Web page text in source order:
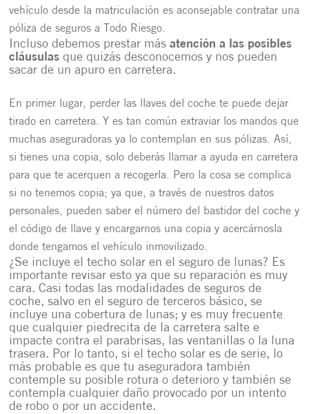
vehículo desde la matriculación es aconsejable contratar una
póliza de seguros a Todo Riesgo.
Incluso debemos prestar másatención a las posibles
cláusulas que quizás desconocemos y nos pueden
sacar de un apuro en carretera.
En primer lugar, perder las llaves del coche te puede dejar
tirado en carretera. Y es tan común extraviar los mandos que
muchas aseguradoras ya lo contemplan en sus pólizas. Así,
si tienes una copia, solo deberás llamar a ayuda en carretera
para que te acerquen a recogerla. Pero la cosa se complica
si no tenemos copia; ya que, a través de nuestros datos
personales, pueden saber el número del bastidor del coche y
el código de llave y encargarnos una copia y acercárnosla
donde tengamos el vehículo inmovilizado.
¿Se incluye el techo solar en el seguro de lunas? Es
importante revisar esto ya que su reparación es muy
cara. Casi todas las modalidades de seguros de
coche, salvo en el seguro de terceros básico, se
incluye una cobertura de lunas; y es muy frecuente
que cualquier piedrecita de la carretera salte e
impacte contra el parabrisas, las ventanillas o la luna
trasera. Por lo tanto, si el techo solar es de serie, lo
más probable es que tu aseguradora también
contemple su posible rotura o deterioro y también se
contempla cualquier daño provocado por un intento
de robo o por un accidente.